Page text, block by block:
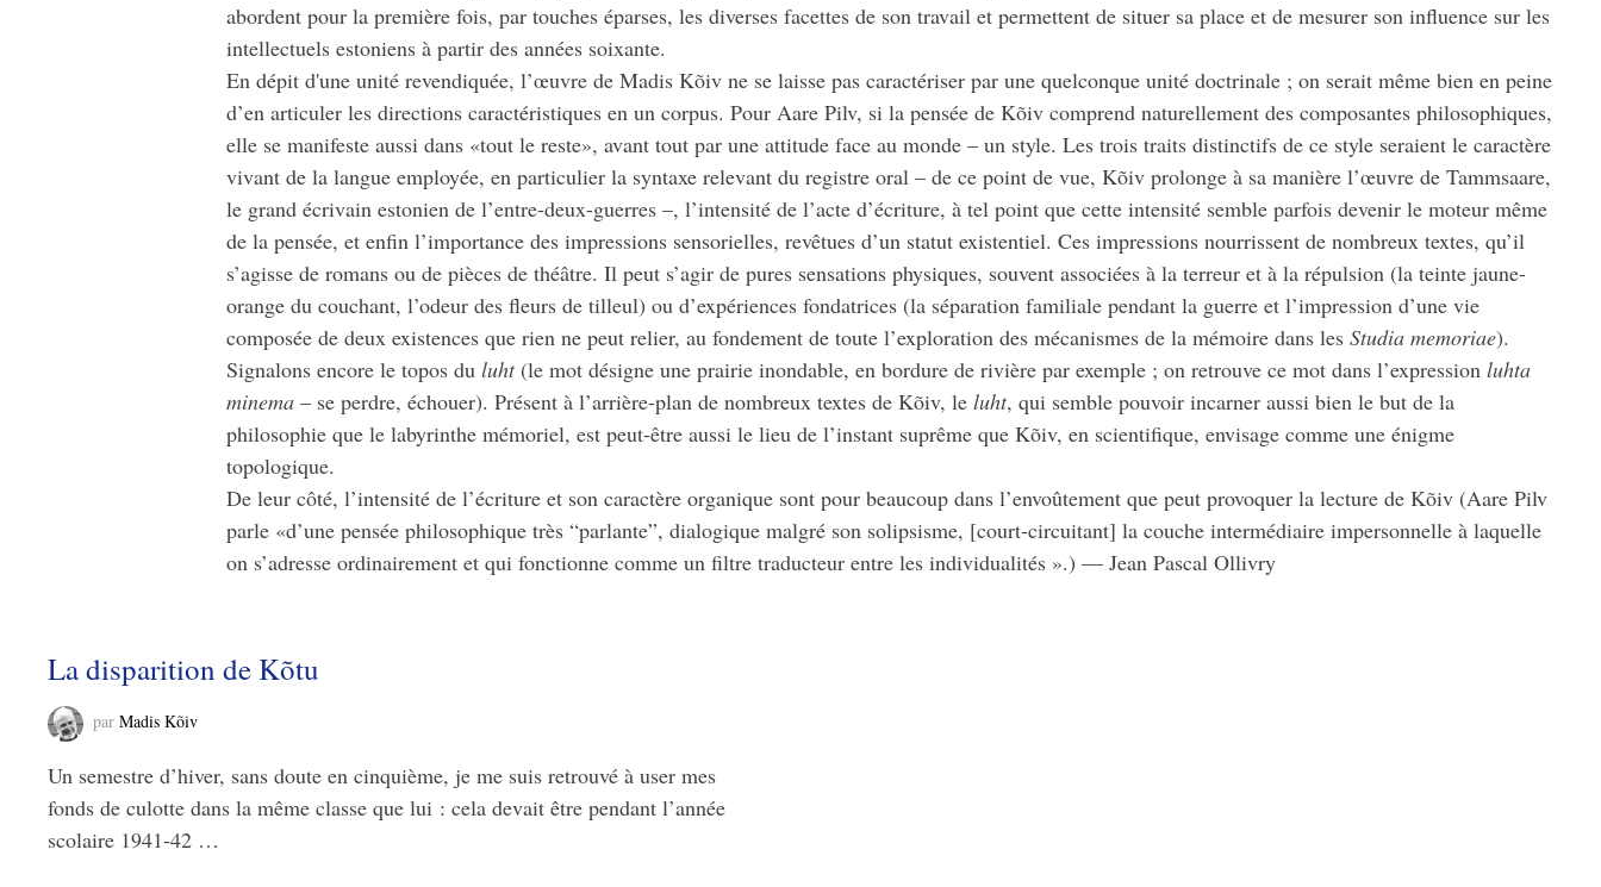
abordent pour la première fois, par touches éparses, les diverses facettes de son travail et permettent de situer sa place et de mesurer son influence sur les
intellectuels estoniens à partir des années soixante.
En dépit d'une unité revendiquée, l’œuvre de Madis Kõiv ne se laisse pas caractériser par une quelconque unité doctrinale ; on serait même bien en peine
d’en articuler les directions caractéristiques en un corpus. Pour Aare Pilv, si la pensée de Kõiv comprend naturellement des composantes philosophiques,
elle se manifeste aussi dans «tout le reste», avant tout par une attitude face au monde – un style. Les trois traits distinctifs de ce style seraient le caractère
vivant de la langue employée, en particulier la syntaxe relevant du registre oral – de ce point de vue, Kõiv prolonge à sa manière l’œuvre de Tammsaare,
le grand écrivain estonien de l’entre-deux-guerres –, l’intensité de l’acte d’écriture, à tel point que cette intensité semble parfois devenir le moteur même
de la pensée, et enfin l’importance des impressions sensorielles, revêtues d’un statut existentiel. Ces impressions nourrissent de nombreux textes, qu’il
s’agisse de romans ou de pièces de théâtre. Il peut s’agir de pures sensations physiques, souvent associées à la terreur et à la répulsion (la teinte jaune-
orange du couchant, l’odeur des fleurs de tilleul) ou d’expériences fondatrices (la séparation familiale pendant la guerre et l’impression d’une vie
composée de deux existences que rien ne peut relier, au fondement de toute l’exploration des mécanismes de la mémoire dans lesStudia memoriae).
Signalons encore le topos duluht(le mot désigne une prairie inondable, en bordure de rivière par exemple ; on retrouve ce mot dans l’expressionluhta
minema – se perdre, échouer). Présent à l’arrière-plan de nombreux textes de Kõiv, leluht, qui semble pouvoir incarner aussi bien le but de la
philosophie que le labyrinthe mémoriel, est peut-être aussi le lieu de l’instant suprême que Kõiv, en scientifique, envisage comme une énigme
topologique.
De leur côté, l’intensité de l’écriture et son caractère organique sont pour beaucoup dans l’envoûtement que peut provoquer la lecture de Kõiv (Aare Pilv
parle «d’une pensée philosophique très “parlante”, dialogique malgré son solipsisme, [court-circuitant] la couche intermédiaire impersonnelle à laquelle
on s’adresse ordinairement et qui fonctionne comme un filtre traducteur entre les individualités ».) — Jean Pascal Ollivry
La disparition de Kõtu
parMadis Kõiv
Un semestre d’hiver, sans doute en cinquième, je me suis retrouvé à user mes
fonds de culotte dans la même classe que lui : cela devait être pendant l’année
scolaire 1941-42 …